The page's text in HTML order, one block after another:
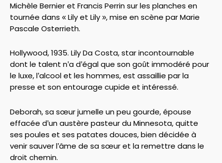
Michèle Bernier et Francis Perrin sur les planches en
tournée dans « Lily et Lily », mise en scène par Marie
Pascale Osterrieth.
Hollywood, 1935. Lily Da Costa, star incontournable
dont le talent n’a d’égal que son goût immodéré pour
le luxe, l’alcool et les hommes, est assaillie par la
presse et son entourage cupide et intéressé.
Deborah, sa sœur jumelle un peu gourde, épouse
effacée d’un austère pasteur du Minnesota, quitte
ses poules et ses patates douces, bien décidée à
venir sauver l’âme de sa sœur et la remettre dans le
droit chemin.